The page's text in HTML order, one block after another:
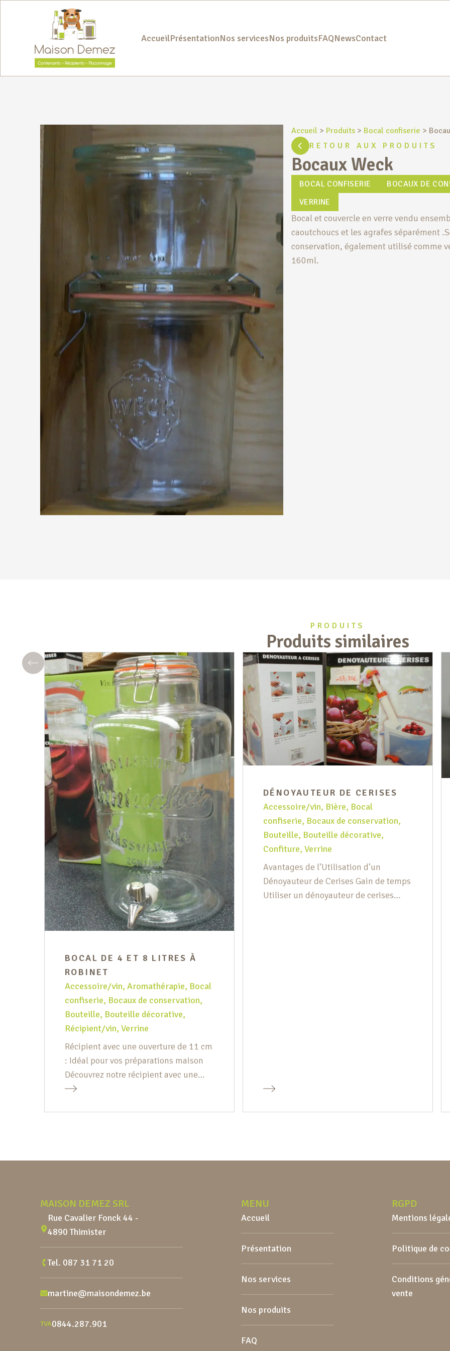
AccueilPrésentationNos servicesNos produitsFAQNewsContact
Accueil > Produits > Bocal confiserie >
RETOUR AUX PRODUITS
Bocaux Weck
BOCAL CONFISERIE BOCAUX DE
VERRINE
Bocal et couvercle en verre vendu
caoutchoucs et les agrafes séparément
conservation, également utilisé comme
160ml.
PRODUITS
Produits similaires
Précédent
BOCAL DE 4 ET 8 LITRES À
ROBINET
Accessoire/vin, Aromathérapie, Bocal
confiserie, Bocaux de conservation,
Bouteille, Bouteille décorative,
Récipient/vin, Verrine
Récipient avec une ouverture de 11 cm
: Idéal pour vos préparations maison
Découvrez notre récipient avec une
ouverture de 11 cm, conçu pour
vos boissons maison un véritable jeu
DÉNOYAUTEUR DE CERISES
Accessoire/vin, Bière, Bocal
confiserie, Bocaux de conservation,
Bouteille, Bouteille décorative,
Confiture, Verrine
Avantages de l’Utilisation d’un
Dénoyauteur de Cerises Gain de temps
Utiliser un dénoyauteur de cerises
MAISON DEMEZ SRL
Rue Cavalier Fonck 44 -
4890 Thimister
Tel. 087 31 71 20
martine@maisondemez.be
TVA0844.287.901
MENU
Accueil
Présentation
Nos services
Nos produits
FAQ
RGPD
Mentions
Politique de
Conditions
vente